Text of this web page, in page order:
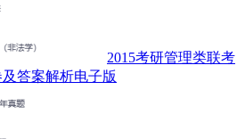
2015考研管理类联考
及答案解析电子版